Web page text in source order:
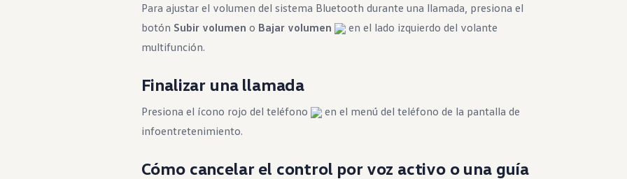
Para ajustar el volumen del sistema Bluetooth durante una llamada, presiona el
botón Subir volumen o Bajar volumen
en el lado izquierdo del volante
multifunción.
Finalizar una llamada
Presiona el ícono rojo del teléfono
en el menú del teléfono de la pantalla de
infoentretenimiento.
Cómo cancelar el control por voz activo o una guía